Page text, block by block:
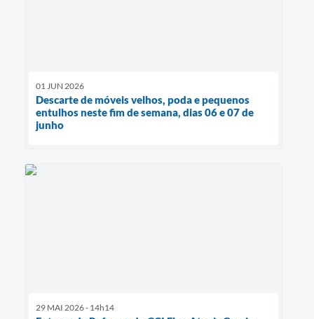
01 JUN 2026
Descarte de móveis velhos, poda e pequenos
entulhos neste fim de semana, dias 06 e 07 de
junho
29 MAI 2026 - 14h14